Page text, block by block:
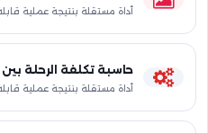
أداة مستقلة بنتيجة عملية
حاسبة تكلفة الرحلة
أداة مستقلة بنتيجة عملية